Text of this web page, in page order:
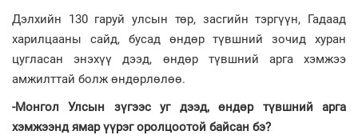
Дэлхийн 130 гаруй улсын төр, засгийн тэргүүн, Гадаад
харилцааны сайд, бусад өндөр түвшний зочид хуран
цугласан энэхүү дээд, өндөр түвшний арга хэмжээ
амжилттай болж өндөрлөлөө.
-Монгол Улсын зүгээс уг дээд, өндөр түвшний арга
хэмжээнд ямар үүрэг оролцоотой байсан бэ?